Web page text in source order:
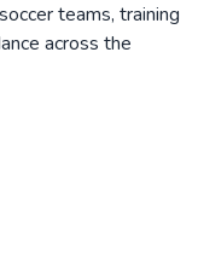
teams, training
across the